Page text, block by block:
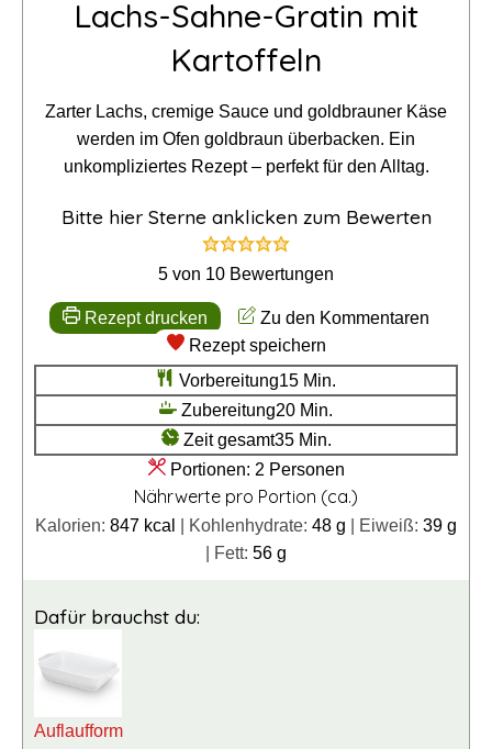
Lachs-Sahne-Gratin mit
Kartoffeln
Zarter Lachs, cremige Sauce und goldbrauner Käse
werden im Ofen goldbraun überbacken. Ein
unkompliziertes Rezept – perfekt für den Alltag.
Bitte hier Sterne anklicken zum Bewerten
5 von 10 Bewertungen
Rezept drucken
Zu den Kommentaren
Rezept speichern
Vorbereitung15Minuten
Min.
Zubereitung20Minuten
Min.
Zeit gesamt35Minuten
Min.
Portionen: 2 Personen
Nährwerte pro Portion (ca.)
Kalorien: 847 kcal Kohlenhydrate: 48 g Eiweiß: 39 g
Fett: 56 g
Dafür brauchst du:
Auflaufform